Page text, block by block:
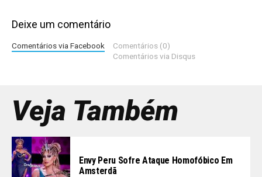
Deixe um comentário
Comentários via Facebook
Comentários (0)
Comentários via Disqus
Veja Também
Envy Peru Sofre Ataque Homofóbico Em
Amsterdã